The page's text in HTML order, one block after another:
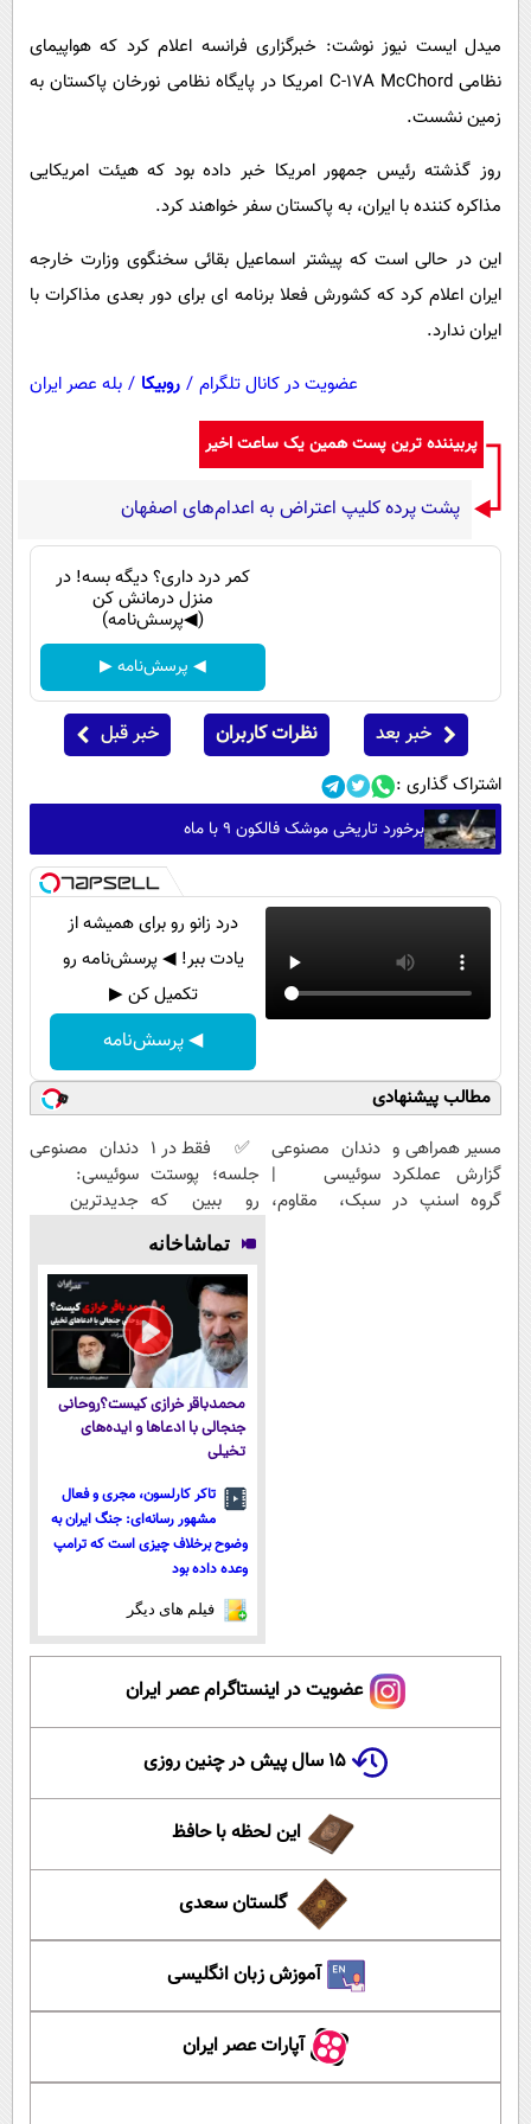
فناوری
گوناگون
محیط زیست
فرهنگی
سیاست خارجی
روانشناسی
آشپزی
میدل ایست نیوز نوشت: خبرگزاری فرانسه اعلام کرد که هواپیمای
نظامی C-17A McChord امریکا در پایگاه نظامی نورخان پاکستان به
زمین نشست.
روز گذشته رئیس جمهور امریکا خبر داده بود که هیئت امریکایی
مذاکره کننده با ایران، به پاکستان سفر خواهند کرد.
این در حالی است که پیشتر اسماعیل بقائی سخنگوی وزارت خارجه
ایران اعلام کرد که کشورش فعلا برنامه ای برای دور بعدی مذاکرات با
ایران ندارد.
عضویت در کانال تلگرام / روبیکا / بله عصر ایران
پربیننده ترین پست همین یک ساعت اخیر
پشت پرده کلیپ اعتراض به اعدام‌های اصفهان
کمر درد داری؟ دیگه بسه! در
منزل درمانش کن
(◀پرسش‌نامه)
◀ پرسش‌نامه ▶
خبر بعد نظرات کاربران خبر قبل
اشتراک گذاری :
برخورد تاریخی موشک فالکون ۹ با ماه
درد زانو رو برای همیشه از
یادت ببر! ◀ پرسش‌نامه رو
تکمیل کن ▶
◀ پرسش‌نامه
مطالب پیشنهادی
مسیر همراهی و
گزارش عملکرد
گروه اسنپ در
دندان مصنوعی
سوئیسی |
سبک، مقاوم،
✅ فقط در 1
جلسه؛ پوستت
رو ببین که
چطور جوون‌تر
می‌شه
دندان مصنوعی
سوئیسی:
جدیدترین
پرداخت قسطی
تماشاخانه
محمدباقر خرازی کیست؟روحانی
جنجالی با ادعاها و ایده‌های
تخیلی
تاکر کارلسون، مجری و فعال
مشهور رسانه‌ای: جنگ ایران به
وضوح برخلاف چیزی است که ترامپ
وعده داده بود
فیلم های دیگر
عضویت در اینستاگرام عصر ایران
۱۵ سال پیش در چنین روزی
این لحظه با حافظ
گلستان سعدی
آموزش زبان انگلیسی
آپارات عصر ایران